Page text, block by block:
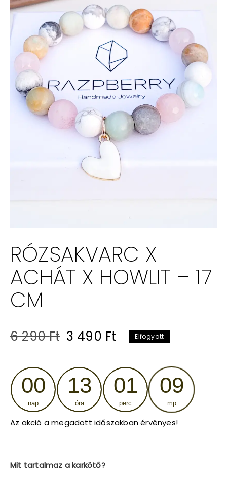
RÓZSAKVARC X
ACHÁT X HOWLIT – 17
CM
6 290Ft Original
was:
6
290 Ft.
3 490 Ft
Current
is:
3
490 Ft.
Elfogyott
00
nap
13
óra
01
perc
08
mp
Az akció a megadott időszakban érvényes!
Mit tartalmaz a karkötő?